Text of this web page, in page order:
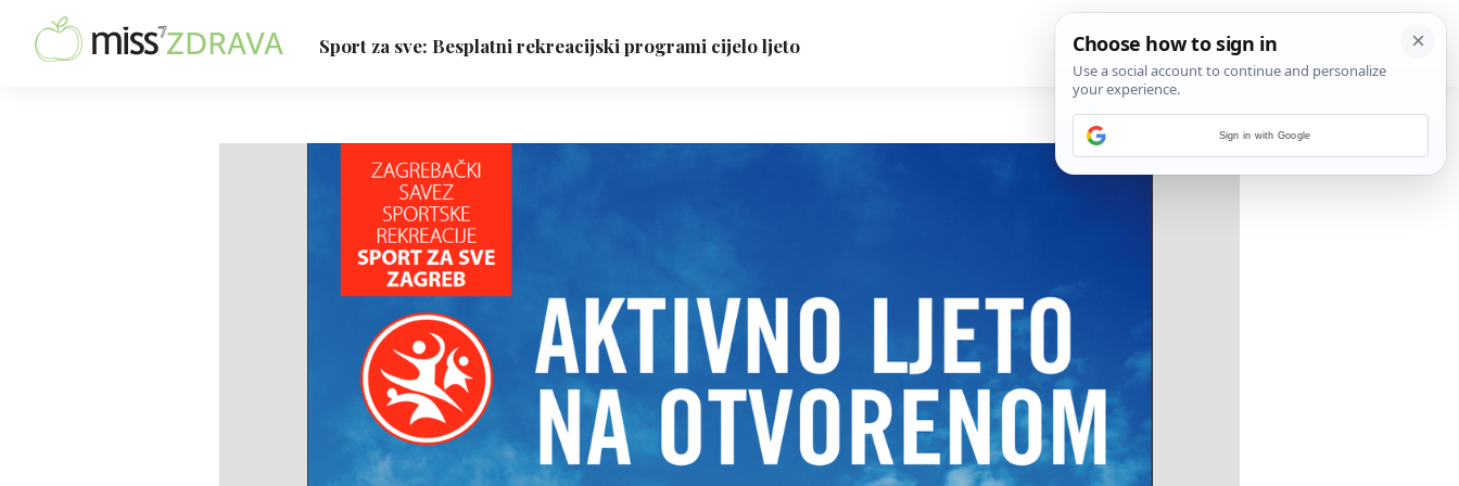
Sport za sve: Besplatni rekreacijski programi cijelo ljeto
Sign in with Google